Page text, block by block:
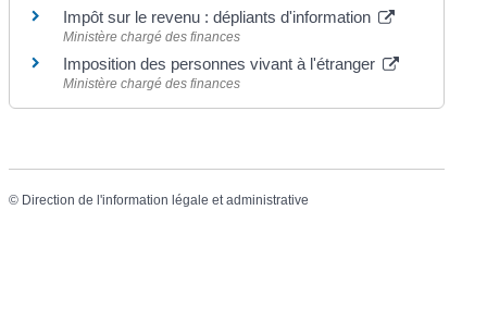
Impôt sur le revenu : dépliants d'information
Ministère chargé des finances
Imposition des personnes vivant à l'étranger
Ministère chargé des finances
© Direction de l'information légale et administrative